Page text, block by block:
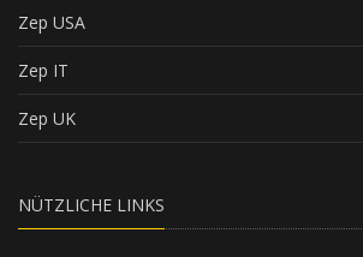
Zep USA
Zep IT
Zep UK
NÜTZLICHE LINKS